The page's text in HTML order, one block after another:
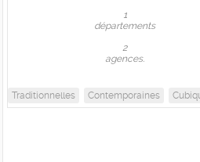
1
départements
2
agences.
Traditionnelles Contemporaines